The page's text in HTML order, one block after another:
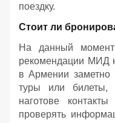
поездку.
Стоит ли
На данный момент
рекомендации МИД
в Армении заметно
туры или билеты,
наготове
проверять